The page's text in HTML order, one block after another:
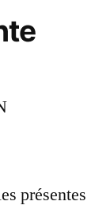
présentes